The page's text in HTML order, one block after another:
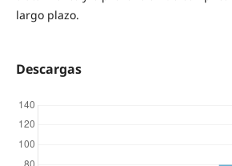
largo plazo.
Descargas